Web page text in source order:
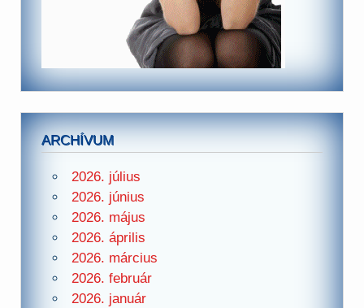
ARCHÍVUM
2026. július
2026. június
2026. május
2026. április
2026. március
2026. február
2026. január